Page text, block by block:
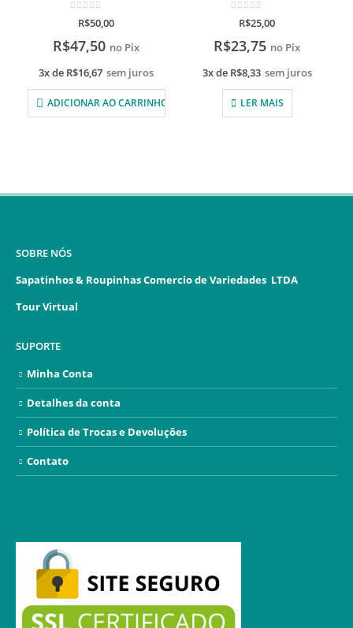
de 5
R$50,00
R$47,50 no Pix
3x de R$16,67 sem juros
ADICIONAR AO CARRINHO
de 5
R$25,00
R$23,75 no Pix
3x de R$8,33 sem juros
LER MAIS
SOBRE NÓS
Sapatinhos & Roupinhas Comercio de Variedades LTDA
Tour Virtual
SUPORTE
Minha Conta
Detalhes da conta
Política de Trocas e Devoluções
Contato